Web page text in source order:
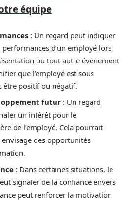
équipe
: Un regard peut indiquer
d’un employé lors
ou tout autre événement
que l’employé est sous
être positif ou négatif.
futur : Un regard
un intérêt pour le
de l’employé. Cela pourrait
des opportunités
: Dans certaines situations, le
signaler de la confiance envers
peut renforcer la motivation